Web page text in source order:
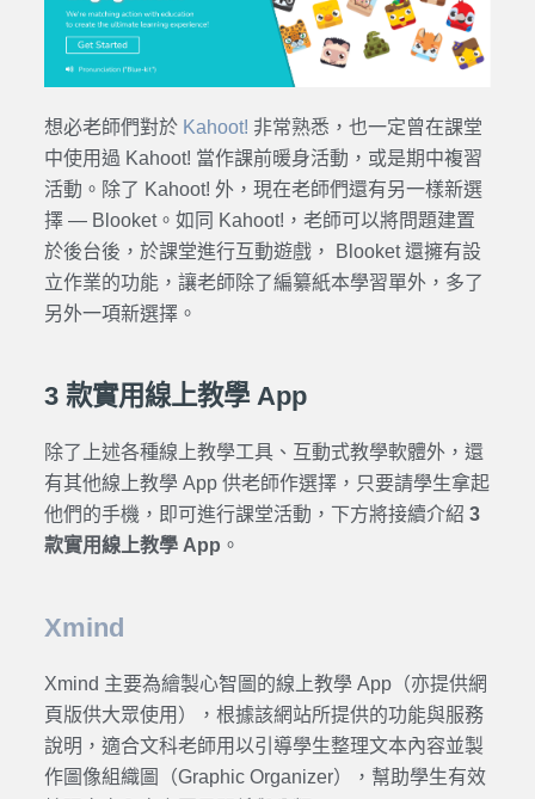
想必老師們對於 Kahoot! 非常熟悉，也一定曾在課堂
中使用過 Kahoot! 當作課前暖身活動，或是期中複習
活動。除了 Kahoot! 外，現在老師們還有另一樣新選
擇 — Blooket。如同 Kahoot!，老師可以將問題建置
於後台後，於課堂進行互動遊戲， Blooket 還擁有設
立作業的功能，讓老師除了編纂紙本學習單外，多了
另外一項新選擇。
3 款實用線上教學 App
除了上述各種線上教學工具、互動式教學軟體外，還
有其他線上教學 App 供老師作選擇，只要請學生拿起
他們的手機，即可進行課堂活動，下方將接續介紹 3
款實用線上教學 App 。
Xmind
Xmind 主要為繪製心智圖的線上教學 App（亦提供網
頁版供大眾使用），根據該網站所提供的功能與服務
說明，適合文科老師用以引導學生整理文本內容並製
作圖像組織圖（Graphic Organizer），幫助學生有效